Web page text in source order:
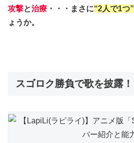
攻撃と治療 ・・・まさに“2人で1つ”
ょうか。
スゴロク勝負で歌を披露！